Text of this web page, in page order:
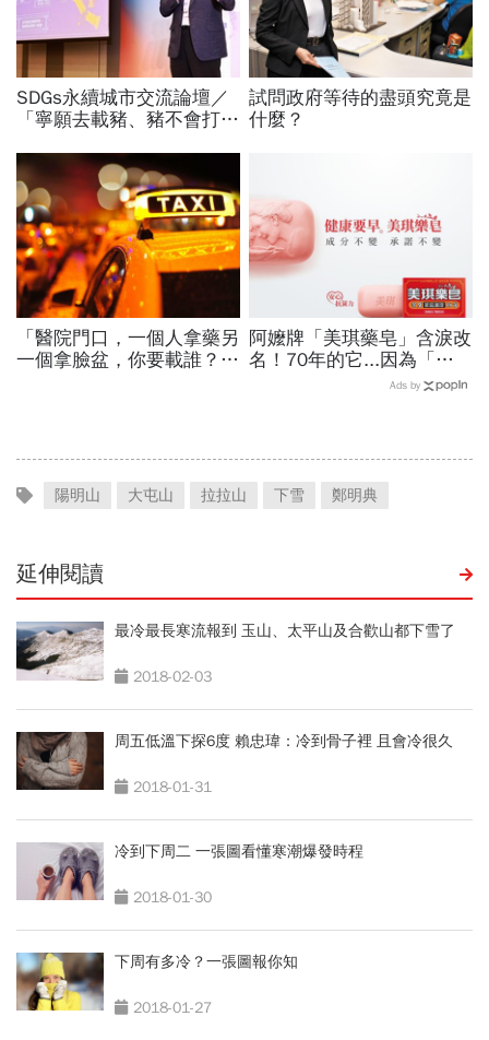
SDGs永續城市交流論壇／
「寧願去載豬、豬不會打
桃園市4大倡議，重構公共
運輸DNA
試問政府等待的盡頭究竟是
什麼？
「醫院門口，一個人拿藥另
一個拿臉盆，你要載誰？」
阿嬤牌「美琪藥皂」含淚改
名！70年的它...因為「一
Ads by
陽明山 大屯山 拉拉山 下雪 鄭明典
延伸閱讀
最冷最長寒流報到 玉山、太平山及合歡山都下雪了
2018-02-03
周五低溫下探6度 賴忠瑋：冷到骨子裡 且會冷很久
2018-01-31
冷到下周二 一張圖看懂寒潮爆發時程
2018-01-30
下周有多冷？一張圖報你知
2018-01-27